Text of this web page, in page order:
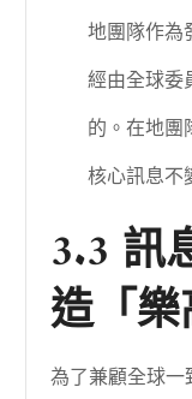
地團隊作為
經由全球委
的。在地團
核心訊息不
3.3 訊
造「
為了兼顧全球